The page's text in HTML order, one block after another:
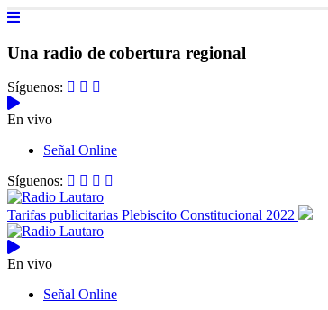
Una radio de cobertura regional
Síguenos:
En vivo
Señal Online
Síguenos:
Tarifas publicitarias Plebiscito Constitucional 2022
En vivo
Señal Online